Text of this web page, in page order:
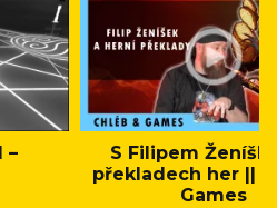
–
S Filipem
překladech her ||
Games